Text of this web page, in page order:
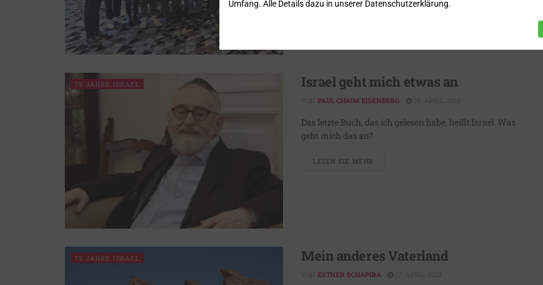
75 JAHRE ISRAEL Israel geht mich etwas an
PAUL CHAIM EISENBERG
Das letzte Buch, das ich gelesen habe, heißt Israel. Was
geht mich das an?
LESEN SIE MEHR
75 JAHRE ISRAEL Mein anderes Vaterland
ESTHER SCHAPIRA
Umfang. Alle Details dazu in unserer Datenschutzerklärung.